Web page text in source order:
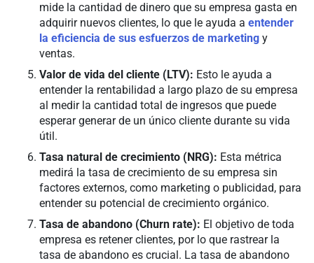
mide la cantidad de dinero que su empresa gasta en
adquirir nuevos clientes, lo que le ayuda a entender
la eficiencia de sus esfuerzos de marketing y
ventas.
Valor de vida del cliente (LTV): Esto le ayuda a
entender la rentabilidad a largo plazo de su empresa
al medir la cantidad total de ingresos que puede
esperar generar de un único cliente durante su vida
útil.
Tasa natural de crecimiento (NRG): Esta métrica
medirá la tasa de crecimiento de su empresa sin
factores externos, como marketing o publicidad, para
entender su potencial de crecimiento orgánico.
Tasa de abandono (Churn rate): El objetivo de toda
empresa es retener clientes, por lo que rastrear la
tasa de abandono es crucial. La tasa de abandono